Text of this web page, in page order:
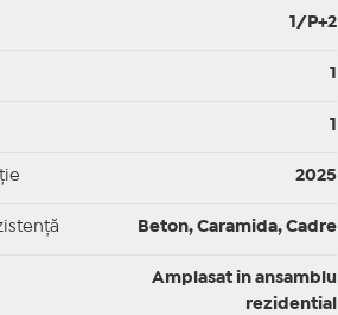
1/P+2
2025
Beton, Caramida, Cadre
Amplasat in ansamblu
rezidential